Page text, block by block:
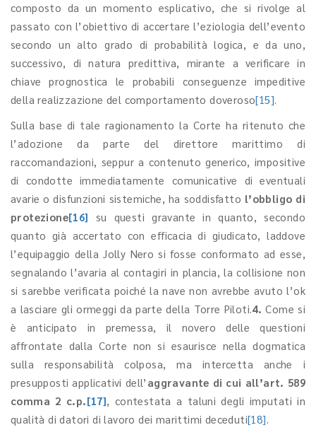
composto da un momento esplicativo, che si rivolge al
passato con l’obiettivo di accertare l’eziologia dell’evento
secondo un alto grado di probabilità logica, e da uno,
successivo, di natura predittiva, mirante a verificare in
chiave prognostica le probabili conseguenze impeditive
della realizzazione del comportamento doveroso[15].
Sulla base di tale ragionamento la Corte ha ritenuto che
l’adozione da parte del direttore marittimo di
raccomandazioni, seppur a contenuto generico, impositive
di condotte immediatamente comunicative di eventuali
avarie o disfunzioni sistemiche, ha soddisfatto l’obbligo di
protezione[16] su questi gravante in quanto, secondo
quanto già accertato con efficacia di giudicato, laddove
l’equipaggio della Jolly Nero si fosse conformato ad esse,
segnalando l’avaria al contagiri in plancia, la collisione non
si sarebbe verificata poiché la nave non avrebbe avuto l’ok
a lasciare gli ormeggi da parte della Torre Piloti.4.Come si
è anticipato in premessa, il novero delle questioni
affrontate dalla Corte non si esaurisce nella dogmatica
sulla responsabilità colposa, ma intercetta anche i
presupposti applicativi dell’ aggravante di cui all’art. 589
comma 2 c.p.[17], contestata a taluni degli imputati in
qualità di datori di lavoro dei marittimi deceduti[18].